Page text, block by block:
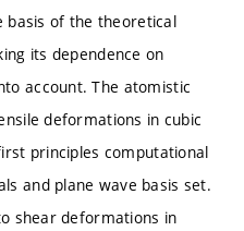
basis of the theoretical
its dependence on
account. The atomistic
deformations in cubic
principles computational
and plane wave basis set.
shear deformations in